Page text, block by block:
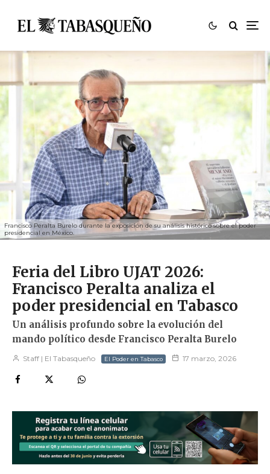
Francisco Peralta Burelo durante la exposición de su análisis histórico sobre el poder
presidencial en México.
Feria del Libro UJAT 2026:
Francisco Peralta analiza el
poder presidencial en Tabasco
Un análisis profundo sobre la evolución del
mando político desde Francisco Peralta Burelo
Staff | El Tabasqueño El Poder en Tabasco 17 marzo, 2026